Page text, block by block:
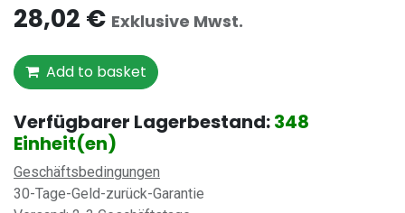
28,02 € Exklusive Mwst.
Add to basket
Verfügbarer Lagerbestand:348
Einheit(en)
Geschäftsbedingungen
30-Tage-Geld-zurück-Garantie